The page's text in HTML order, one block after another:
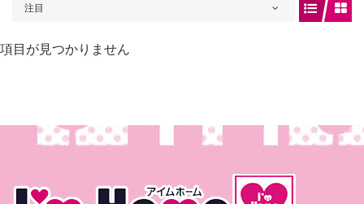
注目
項目が見つかりません
top-